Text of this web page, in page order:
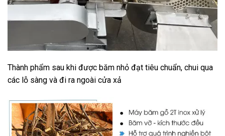
Thành phẩm sau khi được băm nhỏ đạt tiêu chuẩn, chui qua
các lỗ sàng và đi ra ngoài cửa xả